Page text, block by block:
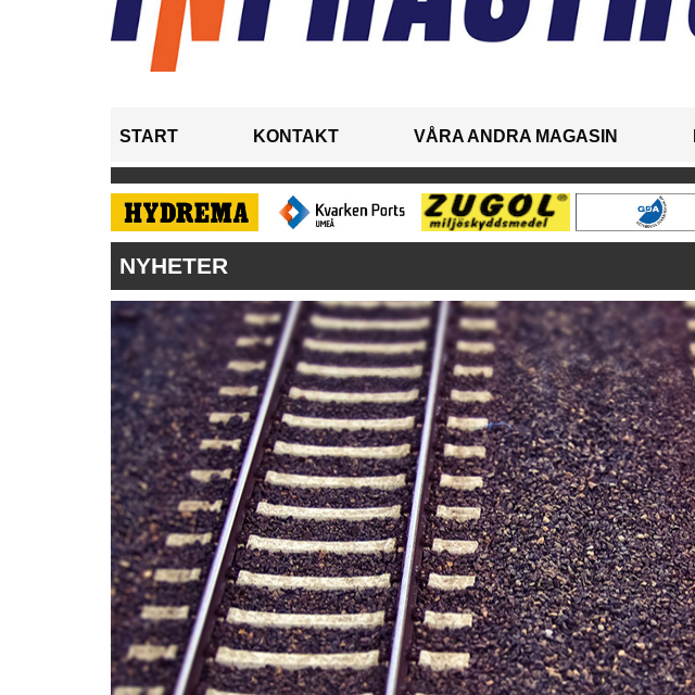
START KONTAKT VÅRA ANDRA MAGASIN
NYHETER